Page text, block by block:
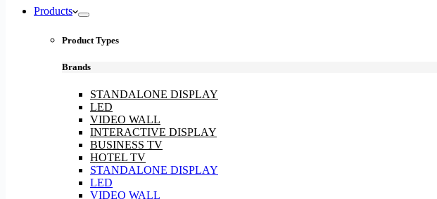
Products
Product Types
Brands
STANDALONE DISPLAY
LED
VIDEO WALL
INTERACTIVE DISPLAY
BUSINESS TV
HOTEL TV
STANDALONE DISPLAY
LED
VIDEO WALL